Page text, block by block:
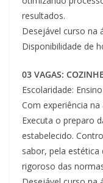
resultados.
Desejável curso na
Disponibilidade de
03 VAGAS:
Escolaridade:
Com experiência na
Executa o preparo
estabelecido.
sabor, pela
rigoroso das